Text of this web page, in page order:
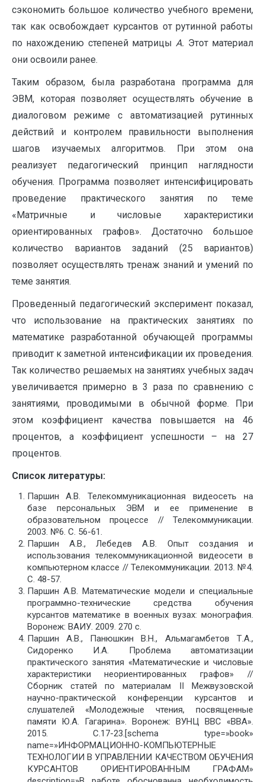
сэкономить большое количество учебного времени,
так как освобождает курсантов от рутинной работы
по нахождению степеней матрицыА. Этот материал
они освоили ранее.
Таким образом, была разработана программа для
ЭВМ, которая позволяет осуществлять обучение в
диалоговом режиме с автоматизацией рутинных
действий и контролем правильности выполнения
шагов изучаемых алгоритмов. При этом она
реализует педагогический принцип наглядности
обучения. Программа позволяет интенсифицировать
проведение практического занятия по теме
«Матричные и числовые характеристики
ориентированных графов». Достаточно большое
количество вариантов заданий (25 вариантов)
позволяет осуществлять тренаж знаний и умений по
теме занятия.
Проведенный педагогический эксперимент показал,
что использование на практических занятиях по
математике разработанной обучающей программы
приводит к заметной интенсификации их проведения.
Так количество решаемых на занятиях учебных задач
увеличивается примерно в 3 раза по сравнению с
занятиями, проводимыми в обычной форме. При
этом коэффициент качества повышается на 46
процентов, а коэффициент успешности – на 27
процентов.
Список литературы:
Паршин А.В. Телекоммуникационная видеосеть на
базе персональных ЭВМ и ее применение в
образовательном процессе // Телекоммуникации.
2003. №6. С. 56-61.
Паршин А.В., Лебедев А.В. Опыт создания и
использования телекоммуникационной видеосети в
компьютерном классе // Телекоммуникации. 2013. №4.
С. 48-57.
Паршин А.В. Математические модели и специальные
программно-технические средства обучения
курсантов математике в военных вузах: монография.
Воронеж: ВАИУ. 2009. 270 с.
Паршин А.В., Панюшкин В.Н., Альмагамбетов Т.А.,
Сидоренко И.А. Проблема автоматизации
практического занятия «Математические и числовые
характеристики неориентированных графов» //
Сборник статей по материалам II Межвузовской
научно-практической конференции курсантов и
слушателей «Молодежные чтения, посвященные
памяти Ю.А. Гагарина». Воронеж: ВУНЦ ВВС «ВВА».
2015. С.17-23.[schema type=»book»
name=»ИНФОРМАЦИОННО-КОМПЬЮТЕРНЫЕ
ТЕХНОЛОГИИ В УПРАВЛЕНИИ КАЧЕСТВОМ ОБУЧЕНИЯ
КУРСАНТОВ ОРИЕНТИРОВАННЫМ ГРАФАМ»